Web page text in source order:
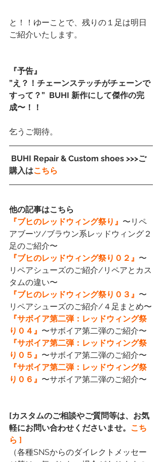
と！！ゆーことで、残りの１足は明日
ご紹介いたします。
『予告』
”え？！チェーンステッチがチェーンで
すって？”  BUHI 新作にして傑作の完
成〜！！
乞うご期待。
購入はこちら
他の記事はこちら
『ブヒのレッドウィング祭り』 〜リペ
アブーツ/ブラウン系レッドウィング２
足のご紹介〜
『ブヒのレッドウィング祭り０２』 〜
リペアシューズのご紹介/リペアとカス
タムの違い〜
『ブヒのレッドウィング祭り０３』 〜
リペアシューズのご紹介/４足まとめ〜
『サボイア第二弾：レッドウィング祭
り０４』 〜サボイア第二弾のご紹介〜
『サボイア第二弾：レッドウィング祭
り０５』 〜サボイア第二弾のご紹介〜
『サボイア第二弾：レッドウィング祭
り０６』 〜サボイア第二弾のご紹介〜
[カスタムのご相談やご質問等は、お気
軽にお問い合わせくださいませ。 こち
ら ]
（各種SNSからのダイレクトメッセー